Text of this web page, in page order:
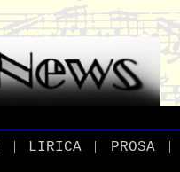
| LIRICA | PROSA_ |